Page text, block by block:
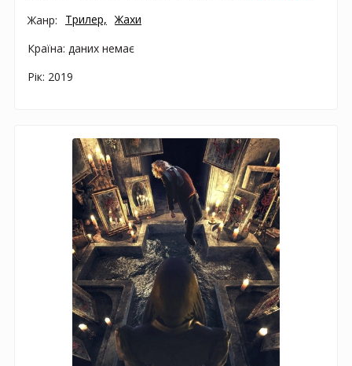
Жанр:
Трилер, Жахи
Країна: даних немає
Рік: 2019